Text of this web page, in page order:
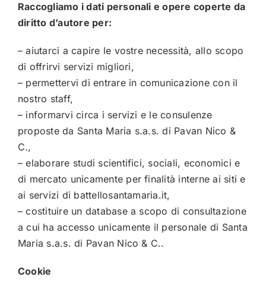
Raccogliamo i dati personali e opere coperte da
diritto d’autore per:
– aiutarci a capire le vostre necessità, allo scopo
di offrirvi servizi migliori,
– permettervi di entrare in comunicazione con il
nostro staff,
– informarvi circa i servizi e le consulenze
proposte da Santa Maria s.a.s. di Pavan Nico &
C.,
– elaborare studi scientifici, sociali, economici e
di mercato unicamente per finalità interne ai siti e
ai servizi di battellosantamaria.it,
– costituire un database a scopo di consultazione
a cui ha accesso unicamente il personale di Santa
Maria s.a.s. di Pavan Nico & C..
Cookie